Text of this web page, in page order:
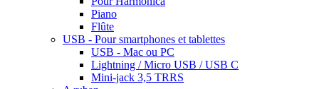
Piano
Flûte
USB - Pour smartphones et tablettes
USB - Mac ou PC
Lightning / Micro USB / USB C
Mini-jack 3,5 TRRS